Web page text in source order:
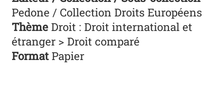
Pedone / Collection Droits Européens
Thème Droit : Droit international et
étranger > Droit comparé
FormatPapier